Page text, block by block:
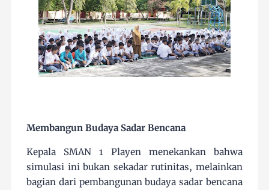
Membangun Budaya Sadar Bencana
Kepala SMAN 1 Playen menekankan bahwa
simulasi ini bukan sekadar rutinitas, melainkan
bagian dari pembangunan budaya sadar bencana